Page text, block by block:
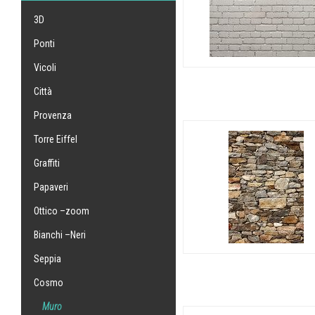
3D
Ponti
Vicoli
Città
Provenza
Torre Eiffel
Graffiti
Papaveri
Ottico –zoom
Bianchi –Neri
Seppia
Cosmo
Muro